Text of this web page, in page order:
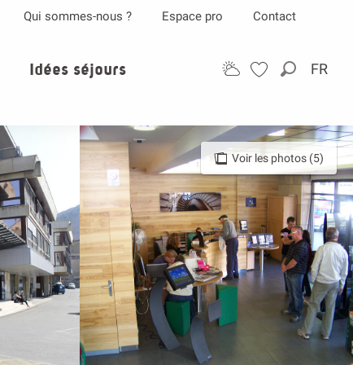
FR
Qui sommes-nous ? Espace pro Contact
Idées séjours
Voir les photos (5)